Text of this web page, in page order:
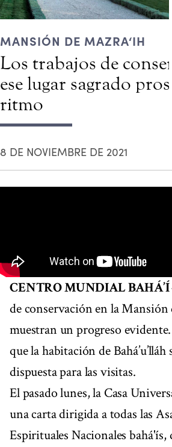
MANSIÓN DE MAZRA‘IH
Los trabajos de
ese lugar sagrado
ritmo
8 DE NOVIEMBRE DE 2021
CENTRO MUNDIAL BAHÁ’Í
de conservación en la Mansión
muestran un progreso
que la habitación de Bahá’u’lláh
dispuesta para las visitas.
El pasado lunes, la Casa
una carta dirigida a todas las
Espirituales Nacionales bahá'ís,